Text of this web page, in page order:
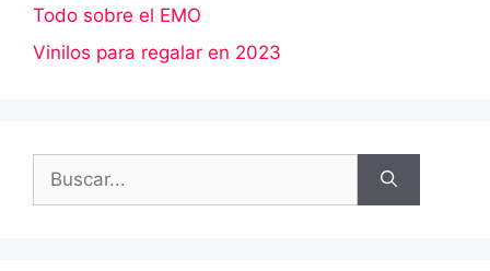
Todo sobre el EMO
Vinilos para regalar en 2023